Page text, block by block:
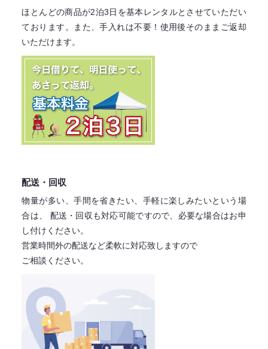
ほとんどの商品が2泊3日を基本レンタルとさせていただい
ております。
また、手入れは不要！ 使用後そのままご返却
いただけます。
配送・回収
物量が多い、手間を省きたい、手軽に楽しみたいという場
合は、
配送・回収も対応可能ですので、必要な場合はお申
し付けください。
営業時間外の配送など柔軟に対応致しますので
ご相談ください。